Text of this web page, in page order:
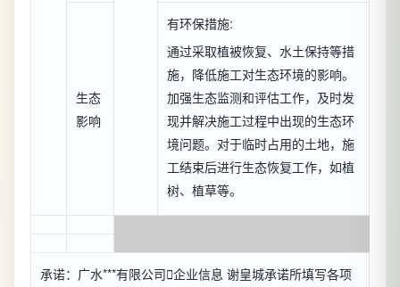
生态
影响
有环保措施:
通过采取植被恢复、水土保持等措
施，降低施工对生态环境的影响。
加强生态监测和评估工作，及时发
现并解决施工过程中出现的生态环
境问题。对于临时占用的土地，施
工结束后进行生态恢复工作，如植
树、植草等。
承诺：广水***有限公司企业信息 谢皇城承诺所填写各项